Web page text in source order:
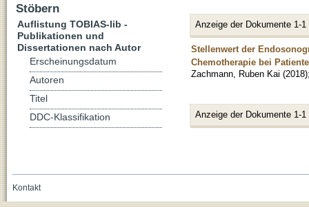
Anzeige der Dokumente 1-1
Stellenwert der
Chemotherapie bei
Zachmann, Ruben Kai (2018)
Anzeige der Dokumente 1-1
Stöbern
Auflistung TOBIAS-lib -
Publikationen und
Dissertationen nach Autor
Erscheinungsdatum
Autoren
Titel
DDC-Klassifikation
Kontakt